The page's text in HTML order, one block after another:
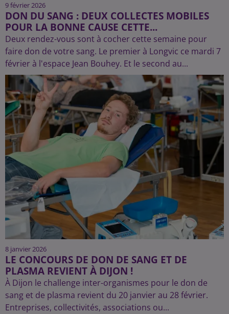
9 février 2026
DON DU SANG : DEUX COLLECTES MOBILES
POUR LA BONNE CAUSE CETTE...
Deux rendez-vous sont à cocher cette semaine pour
faire don de votre sang. Le premier à Longvic ce mardi 7
février à l'espace Jean Bouhey. Et le second au...
8 janvier 2026
LE CONCOURS DE DON DE SANG ET DE
PLASMA REVIENT À DIJON !
À Dijon le challenge inter-organismes pour le don de
sang et de plasma revient du 20 janvier au 28 février.
Entreprises, collectivités, associations ou...